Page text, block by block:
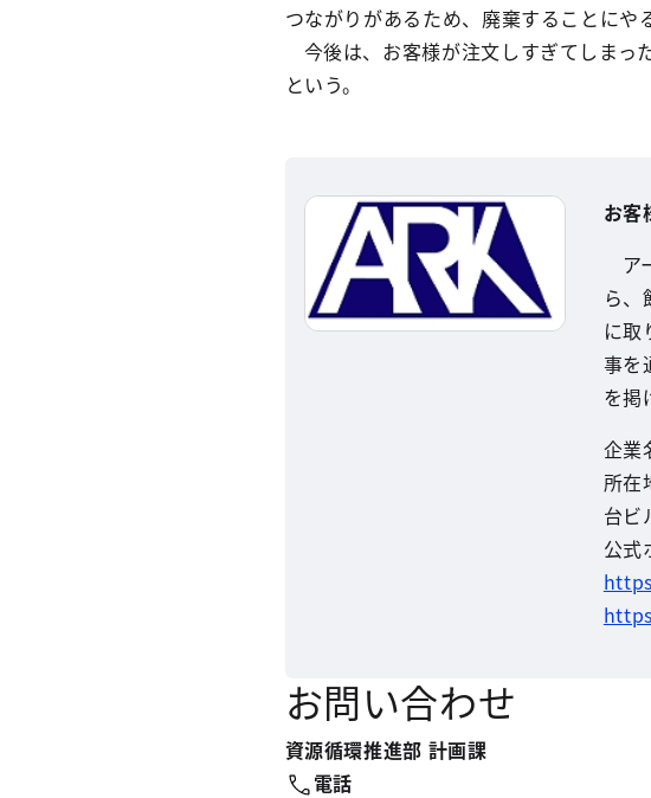
つながりがあるため、廃棄することにや
今後は、お客様が注文しすぎてしまっ
という。
お客
ア
ら
に取
事を
を掲
企業
所
台ビ
公式
お問い合わせ
資源循環推進部 計画課
電話